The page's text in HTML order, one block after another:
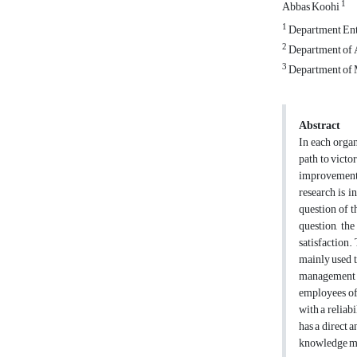
Abbas Koohi1
1Department
2Department of
3Department of
Abstract
In each
path to
research is
question of
question,
satisfaction.
mainly used
employees
with a
has a direct
knowledge